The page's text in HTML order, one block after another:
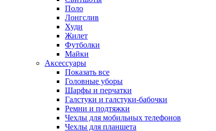
Поло
Лонгслив
Худи
Жилет
Футболки
Майки
Аксессуары
Показать все
Головные уборы
Шарфы и перчатки
Галстуки и галстуки-бабочки
Ремни и подтяжки
Чехлы для мобильных телефонов
Чехлы для планшета